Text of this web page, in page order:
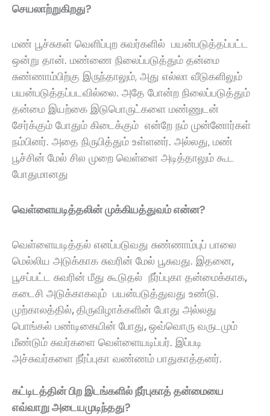
செயலாற்றுகிறது?
மண் பூச்சுகள் வெளிப்புற சுவர்களில் பயன்படுத்தப்பட்ட
ஒன்று தான். மண்ணை நிலைப்படுத்தும் தன்மை
சுண்ணாம்பிற்கு இருந்தாலும், அது எல்லா வீடுகளிலும்
பயன்படுத்தப்படவில்லை. அதே போன்ற நிலைப்படுத்தும்
தன்மை இயற்கை இடுபொருட்களை மண்ணுடன்
சேர்க்கும் போதும் கிடைக்கும் என்றே நம் முன்னோர்கள்
நம்பினர். அதை நிருபித்தும் உள்ளனர். அல்லது, மண்
பூச்சின் மேல் சில முறை வெள்ளை அடித்தாலும் கூட
போதுமானது
வெள்ளையடித்தலின் முக்கியத்துவம் என்ன?
வெள்ளையடித்தல் எனப்படுவது சுண்ணாம்புப் பாலை
மெல்லிய அடுக்காக சுவரின் மேல் பூசுவது. இதனை,
பூசப்பட்ட சுவரின் மீது கூடுதல் நீர்ப்புகா தன்மைக்காக,
கடைசி அடுக்காகவும் பயன்படுத்துவது உண்டு.
முற்காலத்தில்,திருவிழாக்களின் போது அல்லது
பொங்கல் பண்டிகையின் போது,ஒவ்வொரு வருடமும்
மீண்டும் சுவர்களை வெள்ளையடிப்பர்‌. இப்படி
அச்சுவர்களை நீர்ப்புகா வண்ணம் பாதுகாத்தனர்.
கட்டிடத்தின் பிற இடங்களில் நீர்புகாத் தன்மையை
எவ்வாறு அடையமுடிந்தது?